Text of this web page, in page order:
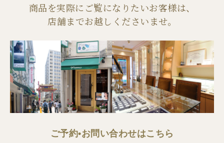
商品を実際にご覧になりたいお客様は、
店舗までお越しくださいませ。
ご予約•お問い合わせはこちら